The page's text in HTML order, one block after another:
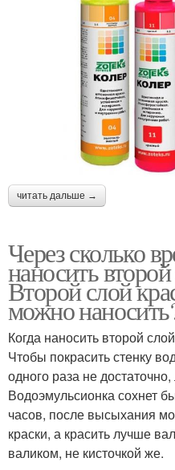
читать дальше →
Через сколько
наносить
Второй слой
можно
Когда наносить второй
Чтобы покрасить стенку
одного раза не
Водоэмульсионка сохнет
часов, после высыхания
краски, а красить лучше
валиком, не кисточкой же.